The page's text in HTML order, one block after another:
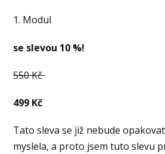
1. Modul
se slevou 10 %!
550 Kč
499 Kč
Tato sleva se již nebude
myslela, a proto jsem tuto slevu